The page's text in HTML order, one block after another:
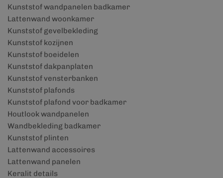
Kunststof wandpanelen badkamer
Lattenwand woonkamer
Kunststof gevelbekleding
Kunststof kozijnen
Kunststof boeidelen
Kunststof dakpanplaten
Kunststof vensterbanken
Kunststof plafonds
Kunststof plafond voor badkamer
Houtlook wandpanelen
Wandbekleding badkamer
Kunststof plinten
Lattenwand accessoires
Lattenwand panelen
Keralit details